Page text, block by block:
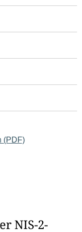
(PDF)
NIS-2-